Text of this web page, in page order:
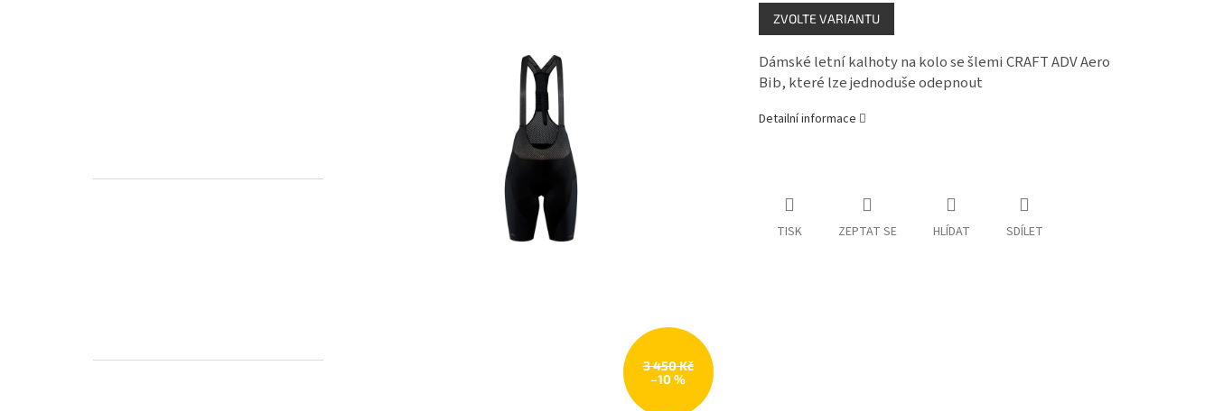
3 450 Kč
–10 %
cena:
ZVOLTE VARIANTU
Dámské letní kalhoty na kolo se šlemi CRAFT ADV Aero
Bib, které lze jednoduše odepnout
Detailní informace
TISK ZEPTAT SE HLÍDAT SDÍLET